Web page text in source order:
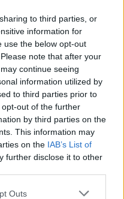
to third parties, or
information for
use the below opt-out
note that after your
continue seeing
information utilized by
to third parties prior to
out of the further
by third parties on the
This information may
on the IAB’s List of
further disclose it to other
Outs
του λιγνίτη – Η
Αναπτυξιακή